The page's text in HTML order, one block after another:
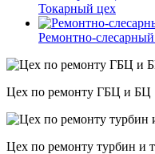
Токарный цех
Ремонтно-
Цех по ремонту ГБЦ и БЦ
Цех по ремонту турбин и